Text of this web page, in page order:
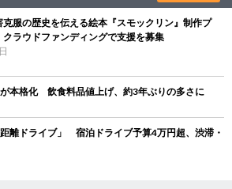
克服の歴史を伝える絵本『スモックリン』制作プ
ラウドファンディングで支援を募集
が本格化 飲食料品値上げ、約3年ぶりの多さに
離ドライブ」 宿泊ドライブ予算4万円超、渋滞・